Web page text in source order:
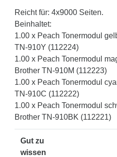
Reicht für: 4x9000 Seiten.
Beinhaltet:
1.00 x Peach Tonermodul
TN-910Y (112224)
1.00 x Peach Tonermodul
Brother TN-910M (112223)
1.00 x Peach Tonermodul
TN-910C (112222)
1.00 x Peach Tonermodul
Brother TN-910BK (112221)
Gut zu
wissen